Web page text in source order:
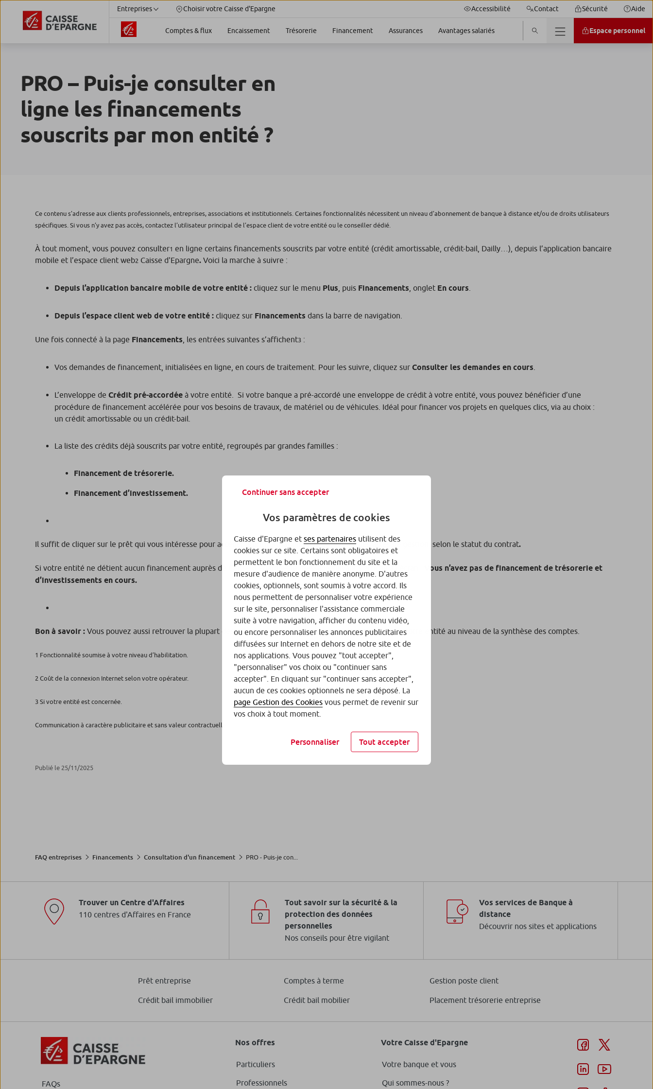
Entreprises Choisir votre Caisse d'Epargne Accessibilité Contact Sécurité Aide
Comptes & flux Encaissement Trésorerie Financement Assurances Avantages salariés Espace personnel
PRO – Puis-je consulter en
ligne les financements
souscrits par mon entité ?
Ce contenu s’adresse aux clients professionnels, entreprises, associations et institutionnels. Certaines fonctionnalités nécessitent un niveau d’abonnement de banque à distance et/ou de droits utilisateurs
spécifiques. Si vous n’y avez pas accès, contactez l’utilisateur principal de l’espace client de votre entité ou le conseiller dédié.
À tout moment, vous pouvez consulter1 en ligne certains financements souscrits par votre entité (crédit amortissable, crédit-bail, Dailly…), depuis l’application bancaire
mobile et l’espace client web2 Caisse d'Epargne. Voici la marche à suivre :
Depuis l’application bancaire mobile de votre entité : cliquez sur le menu Plus , puis Financements , onglet En cours
Depuis l’espace client web de votre entité : cliquez sur Financements dans la barre de navigation.
Une fois connecté à la page Financements , les entrées suivantes s’affichent3 :
Vos demandes de financement, initialisées en ligne, en cours de traitement. Pour les suivre, cliquez sur Consulter les demandes en cours
L’enveloppe de Crédit pré-accordée à votre entité. Si votre banque a pré-accordé une enveloppe de crédit à votre entité, vous pouvez bénéficier d’une
procédure de financement accélérée pour vos besoins de travaux, de matériel ou de véhicules. Idéal pour financer vos projets en quelques clics, via au choix :
un crédit amortissable ou un crédit-bail.
La liste des crédits déjà souscrits par votre entité, regroupés par grandes familles :
Financement de trésorerie.
Financement d’investissement.
Il suffit de cliquer sur le prêt qui vous intéresse pour accéder aux informations clés et réaliser des actes de gestion, selon le statut du contrat.
Si votre entité ne détient aucun financement auprès de Caisse d'Epargne, le message suivant s’affiche à l’écran :
Vous n’avez pas de financement de trésorerie et
d’investissements en cours.
Bon à savoir : Vous pouvez aussi retrouver la plupart des informations concernant les crédits souscrits par votre entité au niveau de la synthèse des comptes.
1 Fonctionnalité soumise à votre niveau d’habilitation.
2 Coût de la connexion Internet selon votre opérateur.
3 Si votre entité est concernée.
Communication à caractère publicitaire et sans valeur contractuelle.
Publié le 25/11/2025
FAQ entreprises Financements Consultation d'un financement PRO - Puis-je con...
Trouver un Centre d'Affaires
110 centres d'Affaires en France
Tout savoir sur la sécurité & la
protection des données
personnelles
Nos conseils pour être vigilant
Vos services de Banque à
distance
Découvrir nos sites et applications
Prêt entreprise Comptes à terme Gestion poste client
Crédit bail immobilier Crédit bail mobilier Placement trésorerie entreprise
FAQs
Nos offres
Particuliers
Professionnels
Votre Caisse d'Epargne
Votre banque et vous
Qui sommes-nous ?
Continuer sans accepter
Vos paramètres de cookies
Caisse d'Epargne et ses partenaires utilisent des
cookies sur ce site. Certains sont obligatoires et
permettent le bon fonctionnement du site et la
mesure d'audience de manière anonyme. D'autres
cookies, optionnels, sont soumis à votre accord. Ils
nous permettent de personnaliser votre expérience
sur le site, personnaliser l'assistance commerciale
suite à votre navigation, afficher du contenu vidéo,
ou encore personnaliser les annonces publicitaires
diffusées sur Internet en dehors de notre site et de
nos applications. Vous pouvez "tout accepter",
"personnaliser" vos choix ou "continuer sans
accepter". En cliquant sur "continuer sans accepter",
aucun de ces cookies optionnels ne sera déposé. La
page Gestion des Cookies vous permet de revenir sur
vos choix à tout moment.
Personnaliser Tout accepter